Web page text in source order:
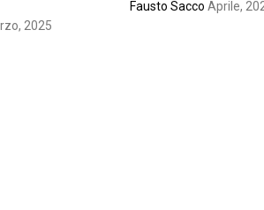
2025
Fausto Sacco Aprile,